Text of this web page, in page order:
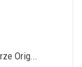
Orig...